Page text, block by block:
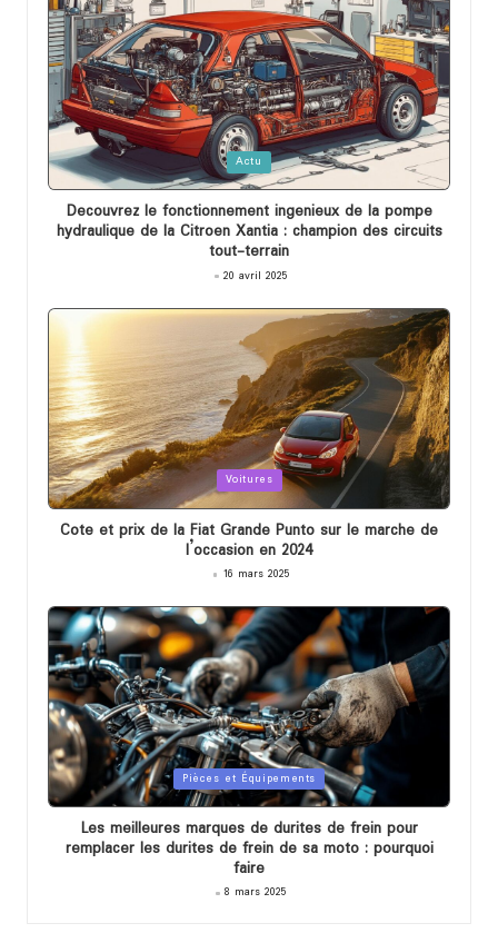
Posted
Actu
Decouvrez le fonctionnement ingenieux de la pompe
hydraulique de la Citroen Xantia : champion des circuits
tout-terrain
20 avril 2025
Posted
in
Voitures
Cote et prix de la Fiat Grande Punto sur le marche de
l’occasion en 2024
16 mars 2025
Posted
in
Pièces et Équipements
Les meilleures marques de durites de frein pour
remplacer les durites de frein de sa moto : pourquoi
faire
8 mars 2025